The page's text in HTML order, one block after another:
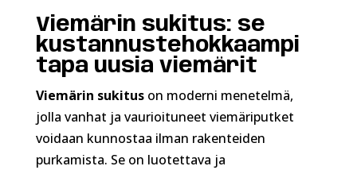
Viemärin sukitus: se
kustannustehokkaampi
tapa uusia viemärit
Viemärin sukituson moderni menetelmä,
jolla vanhat ja vaurioituneet viemäriputket
voidaan kunnostaa ilman rakenteiden
purkamista. Se on luotettava ja